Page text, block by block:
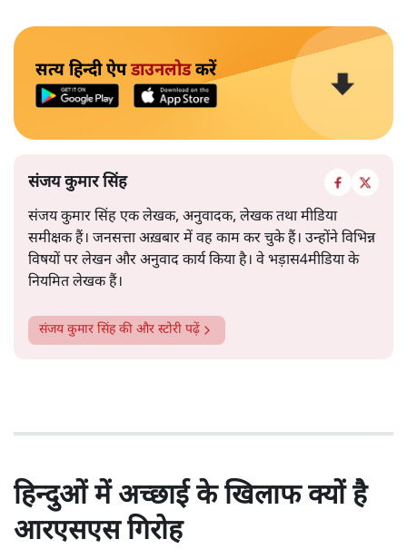
सत्य हिन्दी ऐपडाउनलोडकरें
संजय कुमार सिंह
संजय कुमार सिंह एक लेखक, अनुवादक, लेखक तथा मीडिया
समीक्षक हैं। जनसत्ता अख़बार में वह काम कर चुके हैं। उन्होंने विभिन्न
विषयों पर लेखन और अनुवाद कार्य किया है। वे भड़ास4मीडिया के
नियमित लेखक हैं।
संजय कुमार सिंहकी और स्टोरी पढ़ें
हिन्दुओं में अच्छाई के खिलाफ क्यों है
आरएसएस गिरोह